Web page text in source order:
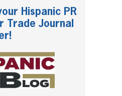
Hispanic PR
Trade Journal